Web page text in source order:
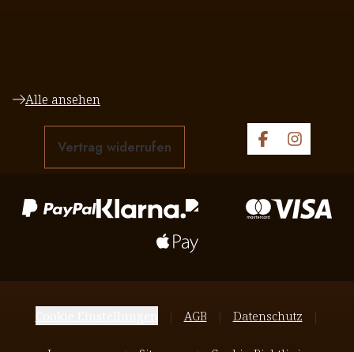
Alle ansehen
Vertrag widerrufen
AGB Datenschutz